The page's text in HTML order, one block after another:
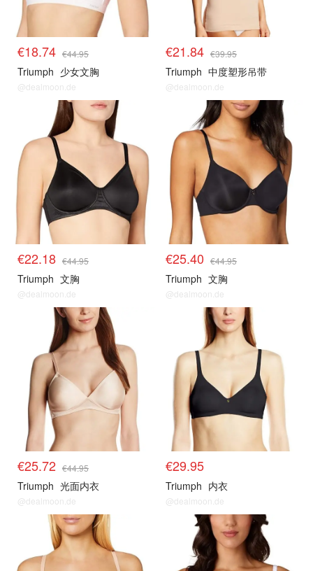
€18.74 €44.95
Triumph 少女文胸
@dealmoon.de
€21.84 €39.95
Triumph 中度塑形吊带
@dealmoon.de
€22.18 €44.95
Triumph 文胸
@dealmoon.de
€25.40 €44.95
Triumph 文胸
@dealmoon.de
€25.72 €44.95
Triumph 光面内衣
@dealmoon.de
€29.95
Triumph 内衣
@dealmoon.de